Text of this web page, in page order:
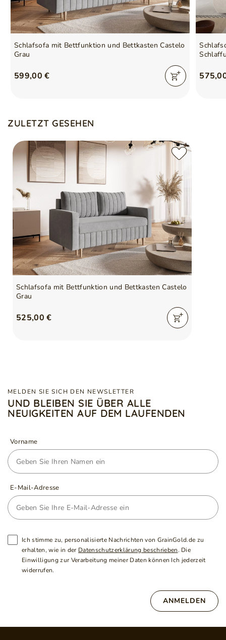
Verantwortliche Stelle für
dieses Produkt in der EU
GrainGold Sp z o.o.
Mehr
Symbol5905242935194
SerieCASTELO
Schlafsofa mit Bettfunktion und Bettkasten Castelo
Grau
599,00 €
ZULETZT GESEHEN
Schlafsofa mit Bettfunktion und Bettkasten Castelo
Grau
525,00 €
MELDEN SIE SICH DEN NEWSLETTER
UND BLEIBEN SIE ÜBER ALLE
NEUIGKEITEN AUF DEM LAUFENDEN
Vorname
E-Mail-Adresse
Ich stimme zu, personalisierte Nachrichten von GrainGold.de zu
erhalten, wie in der Datenschutzerklärung beschrieben. Die
Einwilligung zur Verarbeitung meiner Daten können Ich jederzeit
widerrufen.
ANMELDEN